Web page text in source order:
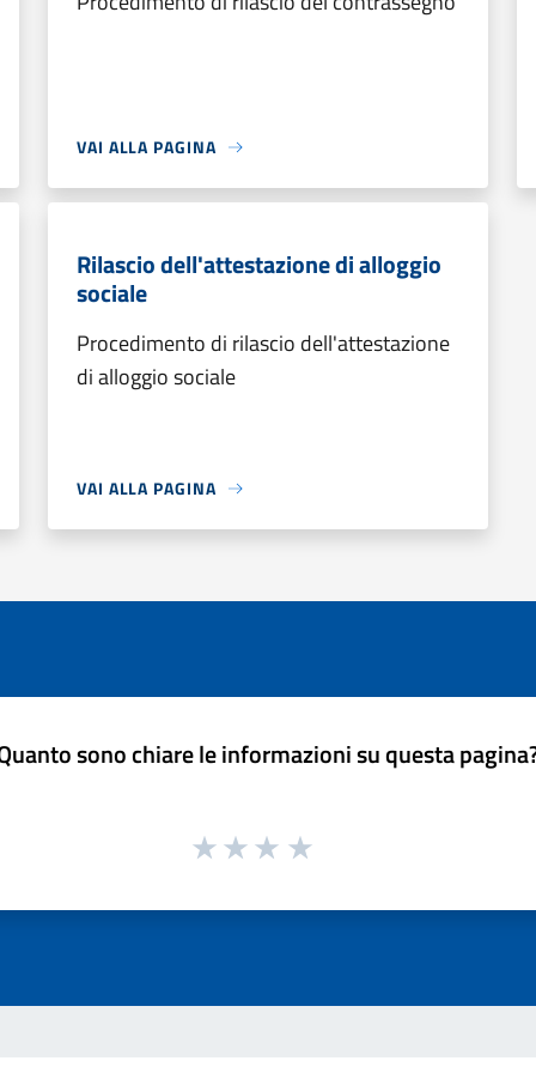
VAI ALLA PAGINA
Rilascio dell'attestazione di alloggio
sociale
Procedimento di rilascio dell'attestazione
di alloggio sociale
VAI ALLA PAGINA
sono chiare le informazioni su questa